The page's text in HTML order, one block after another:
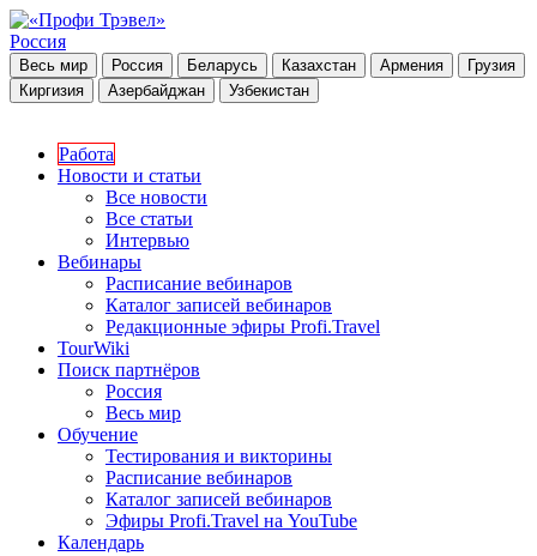
Россия
Весь мир Россия Беларусь Казахстан Армения
Грузия
Киргизия
Азербайджан Узбекистан
Работа
Новости и статьи
Все новости
Все статьи
Интервью
Вебинары
Расписание вебинаров
Каталог записей вебинаров
Редакционные эфиры Profi.Travel
TourWiki
Поиск партнёров
Россия
Весь мир
Обучение
Тестирования и викторины
Расписание вебинаров
Каталог записей вебинаров
Эфиры Profi.Travel на YouTube
Календарь